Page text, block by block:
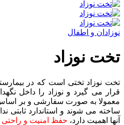
نوزادان و اطفال
تخت نوزاد
تخت نوزاد تختی است که در
قرار می گیرد و نوزاد را داخل
معمولا به صورت سفارشی و بر اساس
ساخته می شوند و استاندارد ثابتی
آنها اهمیت دارد، حفظ امنیت و راحتی